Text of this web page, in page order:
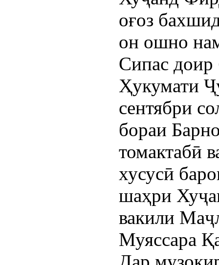
оғоз
он ошно
Сипас доир
Ҳукумати
сентябри
бораи
томактабӣ
хусусӣ
шаҳри
вакили
Муяссара